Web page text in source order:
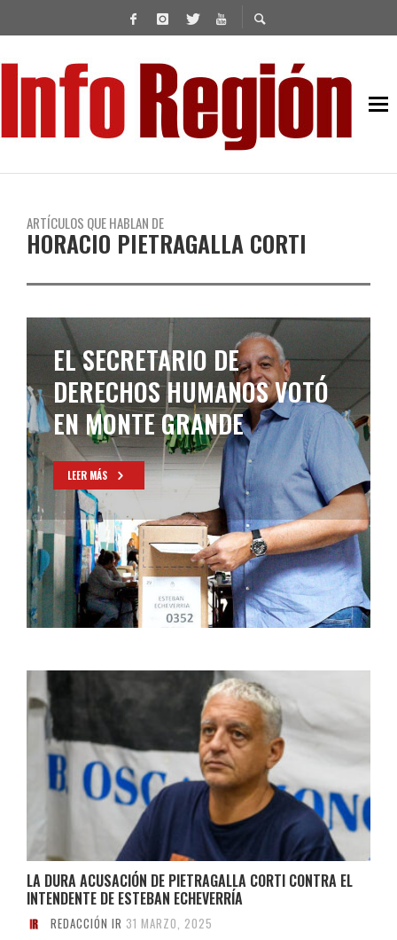
ARTÍCULOS QUE HABLAN DE
HORACIO PIETRAGALLA CORTI
EL SECRETARIO DE
DERECHOS HUMANOS VOTÓ
EN MONTE GRANDE
LEER MÁS
LA DURA ACUSACIÓN DE PIETRAGALLA CORTI CONTRA EL
INTENDENTE DE ESTEBAN ECHEVERRÍA
REDACCIÓN IR 31 MARZO, 2025